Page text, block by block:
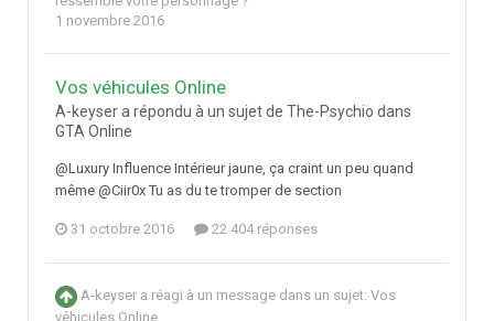
1 novembre 2016
Vos véhicules Online
A-keyser a répondu à un sujet de The-Psychio dans
GTA Online
@Luxury Influence Intérieur jaune, ça craint un peu quand
même @Ciir0x Tu as du te tromper de section
31 octobre 2016 22 404 réponses
A-keyser a réagi à un message dans un sujet: Vos
véhicules Online